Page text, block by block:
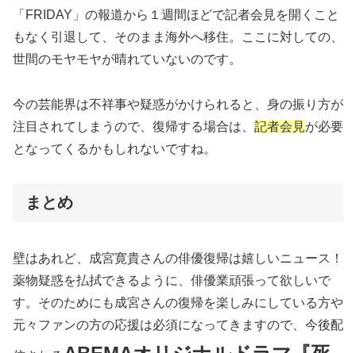
「FRIDAY」の報道から１週間ほどで記者会見を開くこと
もなく引退して、そのまま海外へ移住。ここに対しての、
世間のモヤモヤが晴れていないのです。
今の芸能界は不祥事や疑惑がかけられると、身の振り方が
注目されてしまうので、復帰する場合は、 記者会見が必要
となってくるかもしれないですね。
まとめ
壁はあれど、成宮寛貴さんの俳優復帰は嬉しいニュース！
薬物疑惑を払拭できるように、俳優業頑張って欲しいで
す。そのためにも成宮さんの復帰を楽しみにしている方や
元々ファンの方の応援は必須になってきますので、今後配